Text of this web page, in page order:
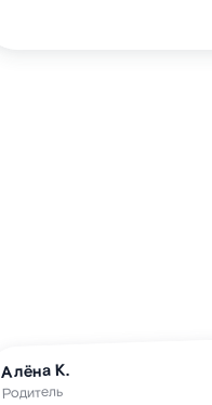
Алёна К.
Родитель